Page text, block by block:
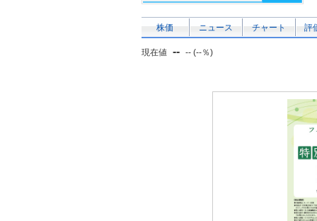
株価 ニュース チャート 評
現在値 -- -- (--％)